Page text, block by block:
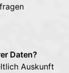
Daten?
Auskunft